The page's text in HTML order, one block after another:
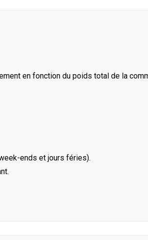
en fonction du poids total de la
ends et jours féries).